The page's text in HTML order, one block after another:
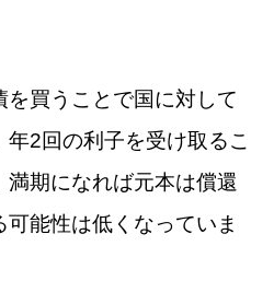
を買うことで国に対して
2回の利子を受け取るこ
満期になれば元本は償還
能性は低くなっていま